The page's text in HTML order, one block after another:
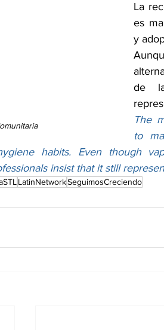
La
es
y
de
The
to
habits. Even though
insist that it still
LatinNetworkSeguimosCreciendo